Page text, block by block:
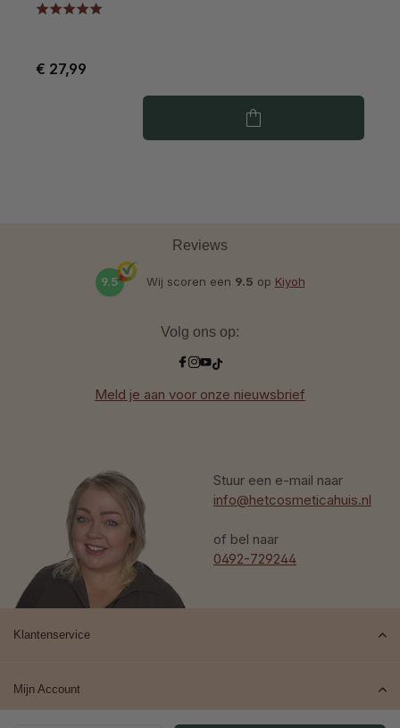
€ 27,99
Stuur een e-mail naar
info@hetcosmeticahuis.nl
of bel naar
0492-729244
Reviews
9.5 Wij scoren een 9.5 op Kiyoh
Volg ons op:
Meld je aan voor onze nieuwsbrief
Klantenservice
Mijn Account